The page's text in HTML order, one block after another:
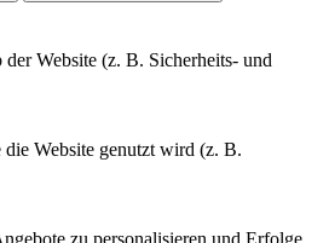
Website (z. B. Sicherheits- und
Website genutzt wird (z. B.
zu personalisieren und Erfolge